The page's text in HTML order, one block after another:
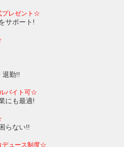
プレゼント☆
サポート!
退勤!!
バイト可☆
にも最適!
らない!!
ュース制度☆